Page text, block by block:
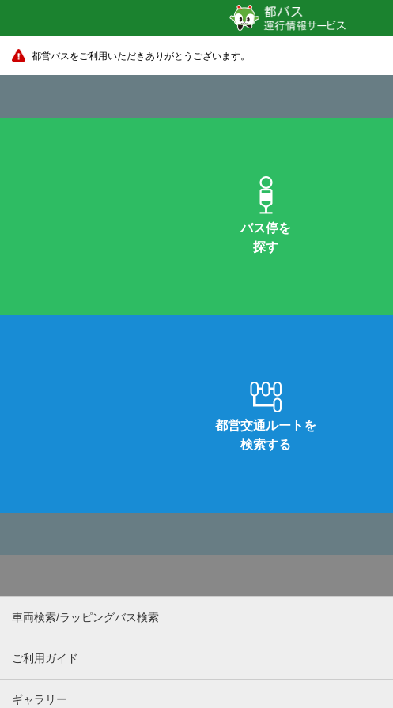
都営バスをご利用いただきありがとうございます。
バス停を
探す
都営交通ルートを
検索する
車両検索/ラッピングバス検索
ご利用ガイド
ギャラリー